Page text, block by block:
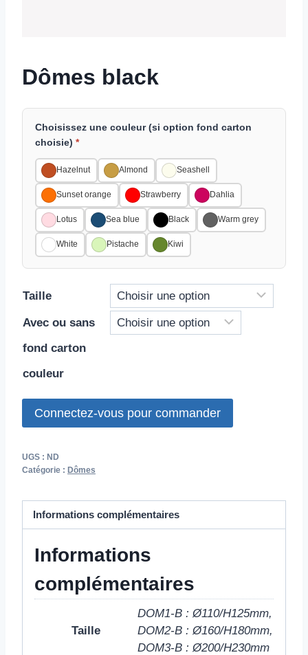
Dômes black
Choisissez une couleur (si option fond carton
choisie) *
Hazelnut Almond Seashell
Sunset orange Strawberry Dahlia
Lotus Sea blue Black Warm grey
White Pistache Kiwi
Taille
Avec ou sans
fond carton
couleur
Connectez-vous pour commander
UGS : ND
Catégorie : Dômes
Informations complémentaires
Informations
complémentaires
Taille
DOM1-B : Ø110/H125mm,
DOM2-B : Ø160/H180mm,
DOM3-B : Ø200/H230mm